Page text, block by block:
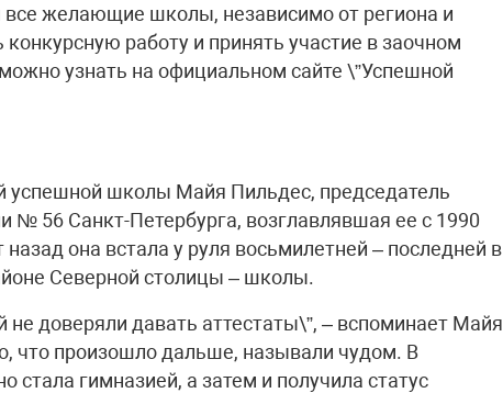
желающие школы, независимо от региона и
работу и принять участие в заочном
узнать на официальном сайте \”Успешной
успешной школы Майя Пильдес, председатель
№ 56 Санкт-Петербурга, возглавлявшая ее с 1990
она встала у руля восьмилетней – последней в
Северной столицы – школы.
доверяли давать аттестаты\”, – вспоминает Майя
что произошло дальше, называли чудом. В
стала гимназией, а затем и получила статус